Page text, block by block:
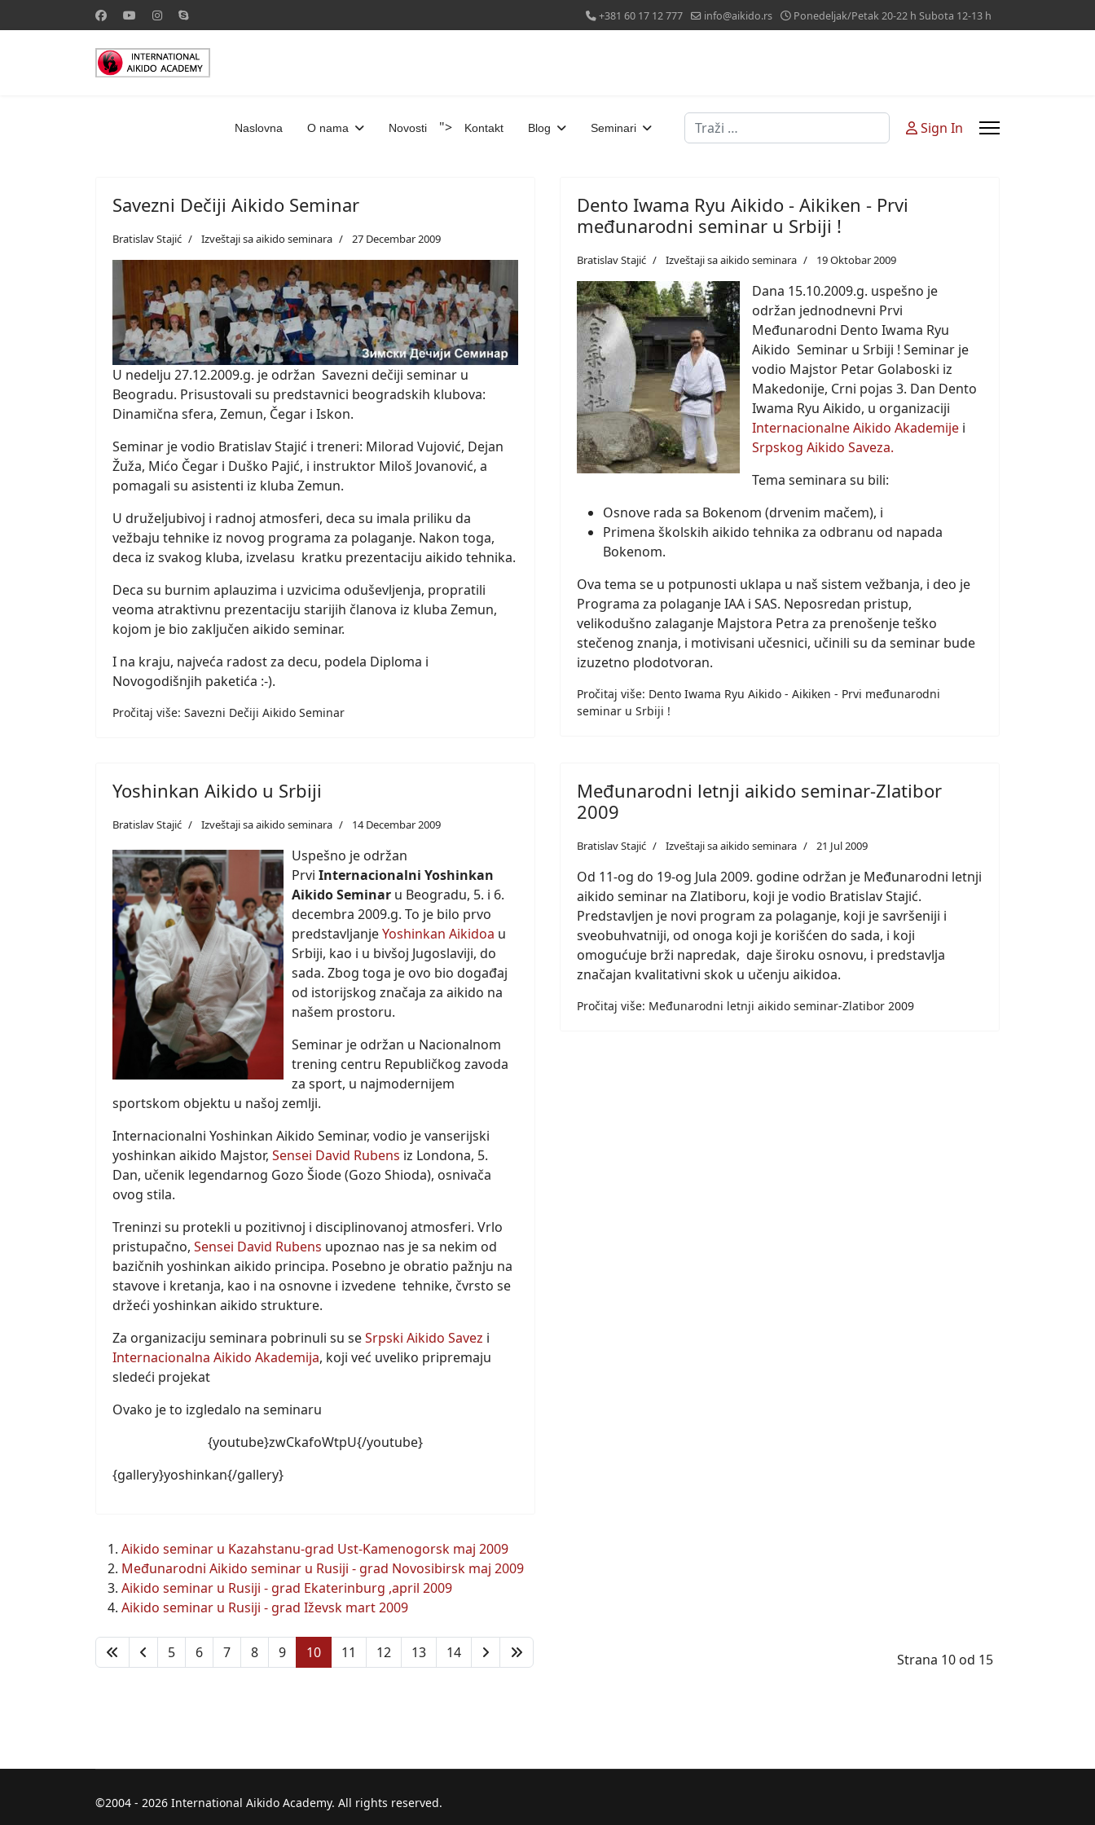
+381 60 17 12 777 info@aikido.rs Ponedeljak/Petak 20-22 h Subota 12-13 h
Naslovna O nama Novosti "> Kontakt Blog Seminari Pretraži Sign In
Savezni Dečiji Aikido Seminar
Bratislav Stajić Izveštaji sa aikido seminara 27 Decembar 2009
U nedelju 27.12.2009.g. je održan Savezni dečiji seminar u
Beogradu. Prisustovali su predstavnici beogradskih klubova:
Dinamična sfera, Zemun, Čegar i Iskon.
Seminar je vodio Bratislav Stajić i treneri: Milorad Vujović, Dejan
Žuža, Mićo Čegar i Duško Pajić, i instruktor Miloš Jovanović, a
pomagali su asistenti iz kluba Zemun.
U druželjubivoj i radnoj atmosferi, deca su imala priliku da
vežbaju tehnike iz novog programa za polaganje. Nakon toga,
deca iz svakog kluba, izvelasu kratku prezentaciju aikido tehnika.
Deca su burnim aplauzima i uzvicima oduševljenja, propratili
veoma atraktivnu prezentaciju starijih članova iz kluba Zemun,
kojom je bio zaključen aikido seminar.
I na kraju, najveća radost za decu, podela Diploma i
Novogodišnjih paketića :-).
Pročitaj više: Savezni Dečiji Aikido Seminar
Dento Iwama Ryu Aikido - Aikiken - Prvi
međunarodni seminar u Srbiji !
Bratislav Stajić Izveštaji sa aikido seminara 19 Oktobar 2009
Dana 15.10.2009.g. uspešno je
održan jednodnevni Prvi
Međunarodni Dento Iwama Ryu
Aikido Seminar u Srbiji ! Seminar je
vodio Majstor Petar Golaboski iz
Makedonije, Crni pojas 3. Dan Dento
Iwama Ryu Aikido, u organizaciji
Internacionalne Aikido Akademije i
Srpskog Aikido Saveza.
Tema seminara su bili:
Osnove rada sa Bokenom (drvenim mačem), i
Primena školskih aikido tehnika za odbranu od napada
Bokenom.
Ova tema se u potpunosti uklapa u naš sistem vežbanja, i deo je
Programa za polaganje IAA i SAS. Neposredan pristup,
velikodušno zalaganje Majstora Petra za prenošenje teško
stečenog znanja, i motivisani učesnici, učinili su da seminar bude
izuzetno plodotvoran.
Pročitaj više: Dento Iwama Ryu Aikido - Aikiken - Prvi međunarodni
seminar u Srbiji !
Yoshinkan Aikido u Srbiji
Bratislav Stajić Izveštaji sa aikido seminara 14 Decembar 2009
Uspešno je održan
Prvi Internacionalni Yoshinkan
Aikido Seminar u Beogradu, 5. i 6.
decembra 2009.g. To je bilo prvo
predstavljanjeYoshinkan Aikidoa u
Srbiji, kao i u bivšoj Jugoslaviji, do
sada. Zbog toga je ovo bio događaj
od istorijskog značaja za aikido na
našem prostoru.
Seminar je održan u Nacionalnom
trening centru Republičkog zavoda
za sport, u najmodernijem
sportskom objektu u našoj zemlji.
Internacionalni Yoshinkan Aikido Seminar, vodio je vanserijski
yoshinkan aikido Majstor, Sensei David Rubens iz Londona, 5.
Dan, učenik legendarnog Gozo Šiode (Gozo Shioda), osnivača
ovog stila.
Treninzi su protekli u pozitivnoj i disciplinovanoj atmosferi. Vrlo
pristupačno, Sensei David Rubens upoznao nas je sa nekim od
bazičnih yoshinkan aikido principa. Posebno je obratio pažnju na
stavove i kretanja, kao i na osnovne i izvedene tehnike, čvrsto se
držeći yoshinkan aikido strukture.
Za organizaciju seminara pobrinuli su seSrpski Aikido Savez i
Internacionalna Aikido Akademija, koji već uveliko pripremaju
sledeći projekat
Ovako je to izgledalo na seminaru
{youtube}zwCkafoWtpU{/youtube}
{gallery}yoshinkan{/gallery}
Međunarodni letnji aikido seminar-Zlatibor
2009
Bratislav Stajić Izveštaji sa aikido seminara 21 Jul 2009
Od 11-og do 19-og Jula 2009. godine održan je Međunarodni letnji
aikido seminar na Zlatiboru, koji je vodio Bratislav Stajić.
Predstavljen je novi program za polaganje, koji je savršeniji i
sveobuhvatniji, od onoga koji je korišćen do sada, i koji
omogućuje brži napredak, daje široku osnovu, i predstavlja
značajan kvalitativni skok u učenju aikidoa.
Pročitaj više: Međunarodni letnji aikido seminar-Zlatibor 2009
Aikido seminar u Kazahstanu-grad Ust-Kamenogorsk maj 2009
Međunarodni Aikido seminar u Rusiji - grad Novosibirsk maj 2009
Aikido seminar u Rusiji - grad Ekaterinburg ,april 2009
Aikido seminar u Rusiji - grad Iževsk mart 2009
Strana 10 od 15
5 6 7 8 9 10 11 12 13 14
©2004 - 2026 International Aikido Academy. All rights reserved.